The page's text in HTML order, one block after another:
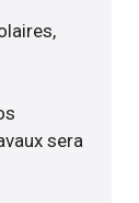
sera